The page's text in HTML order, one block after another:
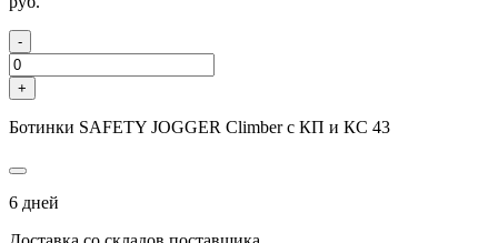
-
+
Ботинки SAFETY JOGGER Climber с КП и КС 43
6 дней